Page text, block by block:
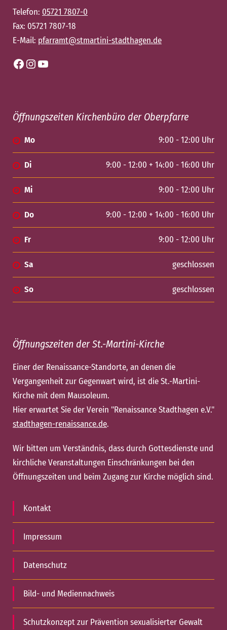
Telefon: 05721 7807-0
Fax: 05721 7807-18
E-Mail: pfarramt@stmartini-stadthagen.de
Facebook Instagram YouTube
Öffnungszeiten Kirchenbüro der Oberpfarre
Mo 9:00 - 12:00 Uhr
Di 9:00 - 12:00 + 14:00 - 16:00 Uhr
Mi 9:00 - 12:00 Uhr
Do 9:00 - 12:00 + 14:00 - 16:00 Uhr
Fr 9:00 - 12:00 Uhr
Sa geschlossen
So geschlossen
Öffnungszeiten der St.-Martini-Kirche
Einer der Renaissance-Standorte, an denen die
Vergangenheit zur Gegenwart wird, ist die St.-Martini-
Kirche mit dem Mausoleum.
Hier erwartet Sie der Verein "Renaissance Stadthagen e.V."
stadthagen-renaissance.de.
Wir bitten um Verständnis, dass durch Gottesdienste und
kirchliche Veranstaltungen Einschränkungen bei den
Öffnungszeiten und beim Zugang zur Kirche möglich sind.
Kontakt
Impressum
Datenschutz
Bild- und Mediennachweis
Schutzkonzept zur Prävention sexualisierter Gewalt